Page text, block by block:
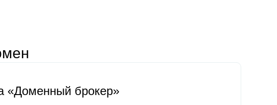
«Доменный брокер»